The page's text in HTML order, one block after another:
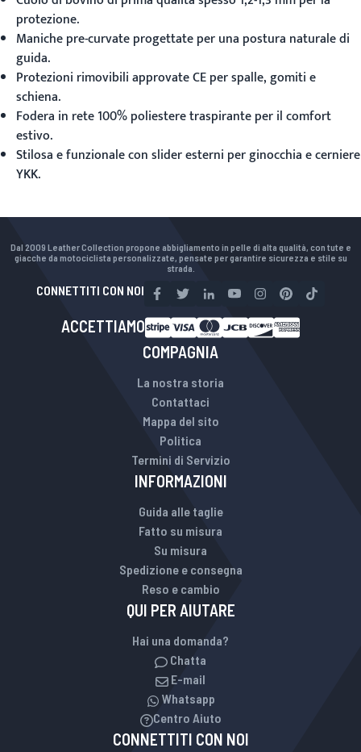
protezione.
Maniche pre-curvate progettate per una postura naturale di
guida.
Protezioni rimovibili approvate CE per spalle, gomiti e
schiena.
Fodera in rete 100% poliestere traspirante per il comfort
estivo.
Stilosa e funzionale con slider esterni per ginocchia e cerniere
YKK.
Dal 2009 Leather Collection propone abbigliamento in pelle di alta qualità, con tute e
giacche da motociclista personalizzate, pensate per garantire sicurezza e stile su
strada.
CONNETTITI CON NOI
ACCETTIAMO
COMPAGNIA
La nostra storia
Contattaci
Mappa del sito
Politica
Termini di Servizio
INFORMAZIONI
Guida alle taglie
Fatto su misura
Su misura
Spedizione e consegna
Reso e cambio
QUI PER AIUTARE
Hai una domanda?
Chatta
E-mail
Whatsapp
Centro Aiuto
CONNETTITI CON NOI